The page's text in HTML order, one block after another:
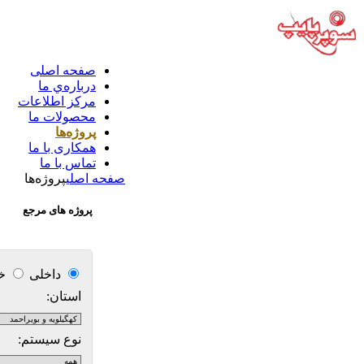
صفحه اصلی
درباره‌ي ما
مركز اطلاعات
محصولات ما
پروژه‌ها
همکاری با ما
تماس با ما
صفحه اصلیپروژه‌ها
پروژه های مرجع
داخلی
استان:
نوع سیستم: